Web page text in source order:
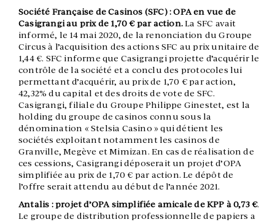
Société Française de Casinos (SFC) : OPA en vue de
Casigrangi au prix de 1,70 € par action.La SFC avait
informé, le 14 mai 2020, de la renonciation du Groupe
Circus à l’acquisition des actions SFC au prix unitaire de
1,44 €. SFC informe que Casigrangi projette d’acquérir le
contrôle de la société et a conclu des protocoles lui
permettant d’acquérir, au prix de 1,70 € par action,
42,32% du capital et des droits de vote de SFC.
Casigrangi, filiale du Groupe Philippe Ginestet, est la
holding du groupe de casinos connu sous la
dénomination « Stelsia Casino » qui détient les
sociétés exploitant notamment les casinos de
Granville, Megève et Mimizan. En cas de réalisation de
ces cessions, Casigrangi déposerait un projet d’OPA
simplifiée au prix de 1,70 € par action. Le dépôt de
l’offre serait attendu au début de l’année 2021.
Antalis : projet d’OPA simplifiée amicale de KPP à 0,73 €.
Le groupe de distribution professionnelle de papiers a